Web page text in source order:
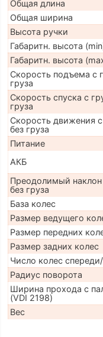
Общая длина
Общая ширина
Высота ручки
Габаритн. высота
Габаритн. высота
Скорость подъема с
груза
Скорость спуска с
груза
Скорость движения
без груза
Питание
АКБ
Преодолимый
без груза
База колес
Размер ведущего
Размер передних
Размер задних колес
Число колес
Радиус поворота
Ширина прохода с
(VDI 2198)
Вес